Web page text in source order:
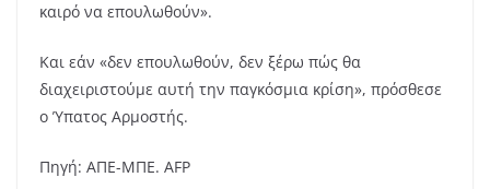
καιρό να επουλωθούν».
Και εάν «δεν επουλωθούν, δεν ξέρω πώς θα
διαχειριστούμε αυτή την παγκόσμια κρίση», πρόσθεσε
ο Ύπατος Αρμοστής.
Πηγή: ΑΠΕ-ΜΠΕ. AFP